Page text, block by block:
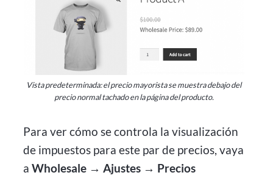
Vista predeterminada: el precio mayorista se muestra debajo del
precio normal tachado en la página del producto.
Para ver cómo se controla la visualización
de impuestos para este par de precios, vaya
aWholesale → Ajustes → Precios